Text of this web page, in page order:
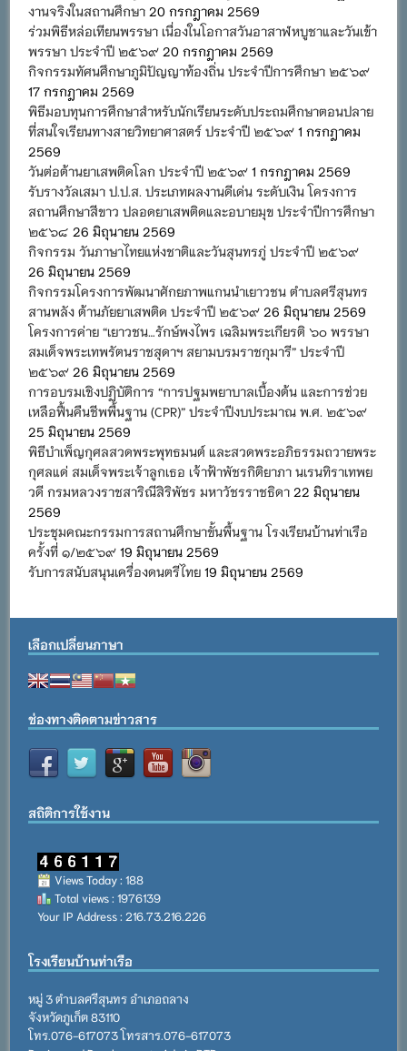
งานจริงในสถานศึกษา 20 กรกฎาคม 2569
ร่วมพิธีหล่อเทียนพรรษา เนื่องในโอกาสวันอาสาฬหบูชาและวันเข้า
พรรษา ประจำปี ๒๕๖๙ 20 กรกฎาคม 2569
กิจกรรมทัศนศึกษาภูมิปัญญาท้องถิ่น ประจำปีการศึกษา ๒๕๖๙
17 กรกฎาคม 2569
พิธีมอบทุนการศึกษาสำหรับนักเรียนระดับประถมศึกษาตอนปลาย
ที่สนใจเรียนทางสายวิทยาศาสตร์ ประจำปี ๒๕๖๙ 1 กรกฎาคม
2569
วันต่อต้านยาเสพติดโลก ประจำปี ๒๕๖๙ 1 กรกฎาคม 2569
รับรางวัลเสมา ป.ป.ส. ประเภทผลงานดีเด่น ระดับเงิน โครงการ
สถานศึกษาสีขาว ปลอดยาเสพติดและอบายมุข ประจำปีการศึกษา
๒๕๖๘ 26 มิถุนายน 2569
กิจกรรม วันภาษาไทยแห่งชาติและวันสุนทรภู่ ประจำปี ๒๕๖๙
26 มิถุนายน 2569
กิจกรรมโครงการพัฒนาศักยภาพแกนนำเยาวชน ตำบลศรีสุนทร
สานพลัง ต้านภัยยาเสพติด ประจำปี ๒๕๖๙ 26 มิถุนายน 2569
โครงการค่าย “เยาวชน…รักษ์พงไพร เฉลิมพระเกียรติ ๖๐ พรรษา
สมเด็จพระเทพรัตนราชสุดาฯ สยามบรมราชกุมารี” ประจำปี
๒๕๖๙ 26 มิถุนายน 2569
การอบรมเชิงปฏิบัติการ “การปฐมพยาบาลเบื้องต้น และการช่วย
เหลือฟื้นคืนชีพพื้นฐาน (CPR)” ประจำปีงบประมาณ พ.ศ. ๒๕๖๙
25 มิถุนายน 2569
พิธีบำเพ็ญกุศลสวดพระพุทธมนต์ และสวดพระอภิธรรมถวายพระ
กุศลแด่ สมเด็จพระเจ้าลูกเธอ เจ้าฟ้าพัชรกิติยาภา นเรนทิราเทพย
วดี กรมหลวงราชสาริณีสิริพัชร มหาวัชรราชธิดา 22 มิถุนายน
2569
ประชุมคณะกรรมการสถานศึกษาขั้นพื้นฐาน โรงเรียนบ้านท่าเรือ
ครั้งที่ ๑/๒๕๖๙ 19 มิถุนายน 2569
รับการสนับสนุนเครื่องดนตรีไทย 19 มิถุนายน 2569
เลือกเปลี่ยนภาษา
ช่องทางติดตามข่าวสาร
สถิติการใช้งาน
Views Today : 188
Total views : 1976139
Your IP Address : 216.73.216.226
โรงเรียนบ้านท่าเรือ
หมู่ 3 ตำบลศรีสุนทร อำเภอถลาง
จังหวัดภูเก็ต 83110
โทร.076-617073 โทรสาร.076-617073